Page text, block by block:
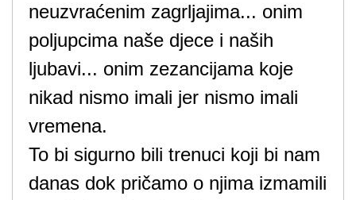
neuzvraćenim zagrljajima... onim
poljupcima naše djece i naših
ljubavi... onim zezancijama koje
nikad nismo imali jer nismo imali
vremena.
To bi sigurno bili trenuci koji bi nam
danas dok pričamo o njima izmamili